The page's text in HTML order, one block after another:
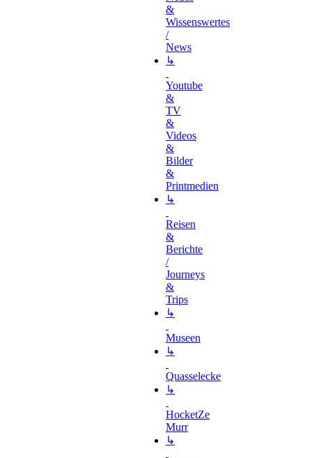
&
Wissenswertes
/
News
↳
Youtube
&
TV
&
Videos
&
Bilder
&
Printmedien
↳
Reisen
&
Berichte
/
Journeys
&
Trips
↳
Museen
↳
Quasselecke
↳
HocketZe
Murr
↳